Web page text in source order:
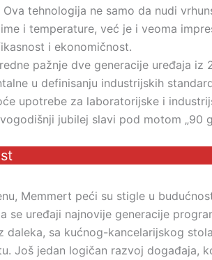
tehnologija ne samo da nudi
i temperature, već je i veoma
i ekonomičnost.
pažnje dve generacije uređaja iz
u definisanju industrijskih
upotrebe za laboratorijske i
jubilej slavi pod motom „90
Memmert peći su stigle u
se uređaji najnovije generacije
daleka, sa kućnog-kancelarijskog
Još jedan logičan razvoj događaja,